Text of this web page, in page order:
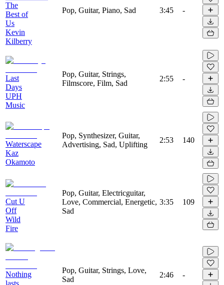
The
Best of
Us
Kevin
Kilberry
Pop, Guitar, Piano, Sad 3:45 -
Last
Days
UPH
Music
Pop, Guitar, Strings,
Filmscore, Film, Sad
2:55 -
Waterscape
Kaz
Okamoto
Pop, Synthesizer, Guitar,
Advertising, Sad, Uplifting
2:53 140
Cut U
Off
Wild
Fire
Pop, Guitar, Electricguitar,
Love, Commercial, Energetic,
Sad
3:35 109
Nothing
lasts
Pop, Guitar, Strings, Love,
Sad
2:46 -